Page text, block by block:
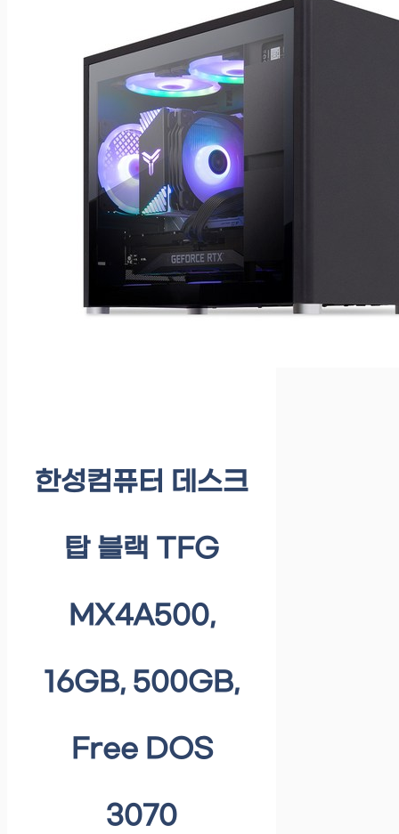
한성컴퓨터 데스크
탑 블랙 TFG
MX4A500,
16GB, 500GB,
Free DOS
3070